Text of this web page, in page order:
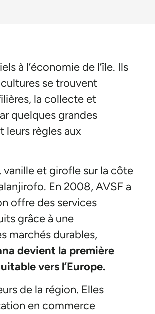
à l’économie de l’île. Ils
se trouvent
la collecte et
quelques grandes
leurs règles aux
et girofle sur la côte
En 2008, AVSF a
offre des services
grâce à une
marchés durables,
devient la première
vers l’Europe.
de la région. Elles
en commerce